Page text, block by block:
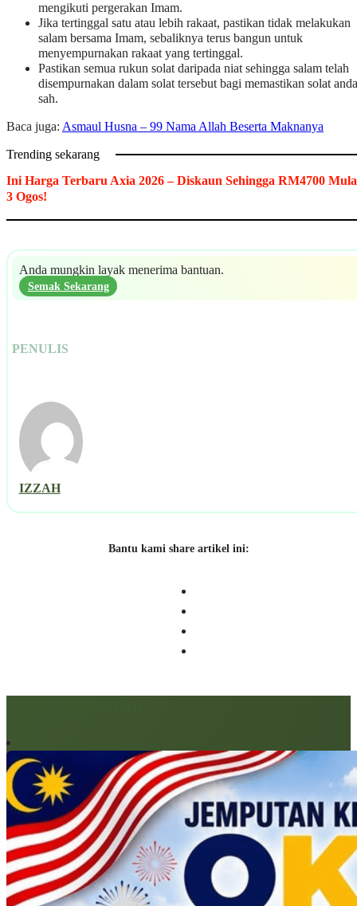
mengikuti pergerakan Imam.
Jika tertinggal satu atau lebih rakaat, pastikan tidak melakukan
salam bersama Imam, sebaliknya terus bangun untuk
menyempurnakan rakaat yang tertinggal.
Pastikan semua rukun solat daripada niat sehingga salam telah
disempurnakan dalam solat tersebut bagi memastikan solat anda
sah.
Baca juga: Asmaul Husna – 99 Nama Allah Beserta Maknanya
Trending sekarang
Ini Harga Terbaru Axia 2026 – Diskaun Sehingga RM4700
3 Ogos!
Anda mungkin layak menerima bantuan.
Semak Sekarang
PENULIS
IZZAH
Bantu kami share artikel ini: